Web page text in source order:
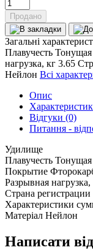
Продано
Загальні
Плавучесть Тонущая
нагрузка, кг 3.65
Нейлон Всі
Опис
Відгуки (0)
Питання -
Удилище
Плавучесть Тонущая
Покрытие
Разрывная нагрузка,
Страна регистрации
Характеристики
Матеріал Нейлон
Написати